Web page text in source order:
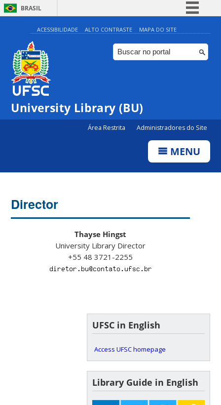
BRASIL
Simplifique!
Comunica BR
Participe
ACESSIBILIDADE ALTO CONTRASTE MAPA DO SITE
University Library (BU)
Área Restrita Administradores do Site
MENU
Director
Thayse Hingst
University Library Director
+55 48 3721-2255
UFSC in English
Access UFSC homepage
Library Guide in English